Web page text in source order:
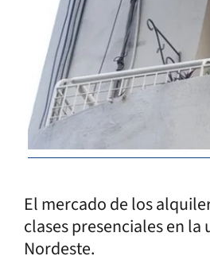
El mercado de los
clases presenciales en
Nordeste.